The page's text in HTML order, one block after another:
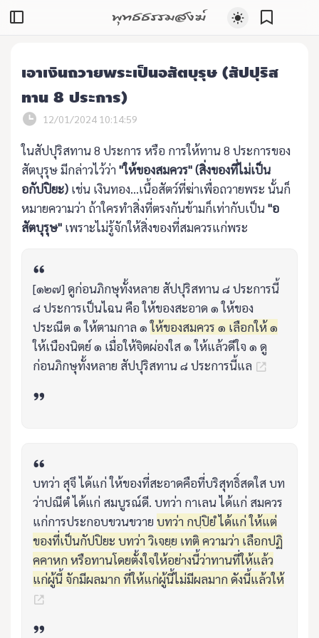
พุทธธรรมสงฆ์
เอาเงินถวายพระเป็นอสัตบุรุษ (สัปปุริส
ทาน 8 ประการ)
12/01/2024 10:14:59
ในสัปปุริสทาน 8 ประการ หรือ การให้ทาน 8 ประการของ
สัตบุรุษ มีกล่าวไว้ว่า "ให้ของสมควร" (สิ่งของที่ไม่เป็น
อกัปปิยะ) เช่น เงินทอง...เนื้อสัตว์ที่ฆ่าเพื่อถวายพระ นั้นก็
หมายความว่า ถ้าใครทำสิ่งที่ตรงกันข้ามก็เท่ากับเป็น "อ
สัตบุรุษ" เพราะไม่รู้จักให้สิ่งของที่สมควรแก่พระ
[๑๒๗] ดูก่อนภิกษุทั้งหลาย สัปปุริสทาน ๘ ประการนี้
๘ ประการเป็นไฉน คือ ให้ของสะอาด ๑ ให้ของ
ประณีต ๑ ให้ตามกาล ๑ให้ของสมควร ๑ เลือกให้ ๑
ให้เนืองนิตย์ ๑ เมื่อให้จิตผ่องใส ๑ ให้แล้วดีใจ ๑ ดู
ก่อนภิกษุทั้งหลาย สัปปุริสทาน ๘ ประการนี้แล
บทว่า สุจึ ได้แก่ ให้ของที่สะอาดคือที่บริสุทธิ์สดใส บท
ว่าปณีตํ ได้แก่ สมบูรณ์ดี. บทว่า กาเลน ได้แก่ สมควร
แก่การประกอบขวนขวาย บทว่า กปฺปิยํ ได้แก่ ให้แต่
ของที่เป็นกัปปิยะ บทว่า วิเจยฺย เทติ ความว่า เลือกปฏิ
คคาหก หรือทานโดยตั้งใจให้อย่างนี้ว่าทานที่ให้แล้ว
แก่ผู้นี้ จักมีผลมาก ที่ให้แก่ผู้นี้ไม่มีผลมาก ดังนี้แล้วให้